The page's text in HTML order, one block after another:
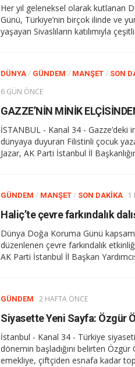
Her yıl geleneksel olarak kutlanan
Günü, Türkiye’nin birçok ilinde ve
yaşayan Sivaslıların katılımıyla
DÜNYA / GÜNDEM / MANŞET / SON
6 GÜN ÖNCE
İSTANBUL - Kanal 34 - Gazze’deki
dünyaya duyuran Filistinli çocuk
Jazar, AK Parti İstanbul İl
GÜNDEM / MANŞET / SON DAKIKA 1
Dünya Doğa Koruma Günü
düzenlenen çevre farkındalık
AK Parti İstanbul İl Başkan
GÜNDEM 2 HAFTA ÖNCE
İstanbul - Kanal 34 - Türkiye
dönemin başladığını belirten Özgür
emekliye, çiftçiden esnafa kadar